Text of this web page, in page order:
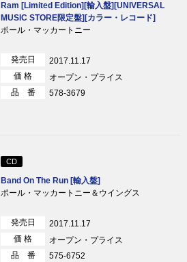
Ram [Limited Edition][輸入盤][UNIVERSAL
MUSIC STORE限定盤][カラー・レコード]
ポール・マッカートニー
発売日
2017.11.17
価 格
オープン・プライス
品 番
578-3679
CD
Band On The Run [輸入盤]
ポール・マッカートニー＆ウイングス
発売日
2017.11.17
価 格
オープン・プライス
品 番
575-6752